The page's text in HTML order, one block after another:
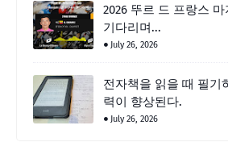
2026 뚜르 드 프랑스
기다리며...
July 26, 2026
전자책을 읽을 때 필기
력이 향상된다.
July 26, 2026